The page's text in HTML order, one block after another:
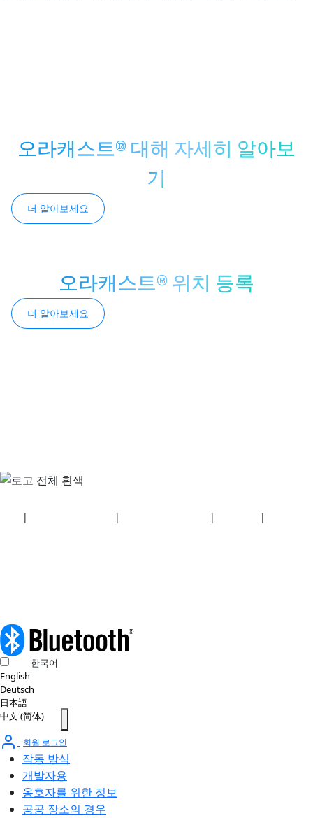
오라캐스트® 대해 자세히 알아보
기
더 알아보세요
오라캐스트® 위치 등록
더 알아보세요
| | | |
한국어
English
Deutsch
日本語
中文 (简体)
회원 로그인
작동 방식
개발자용
옹호자를 위한 정보
공공 장소의 경우